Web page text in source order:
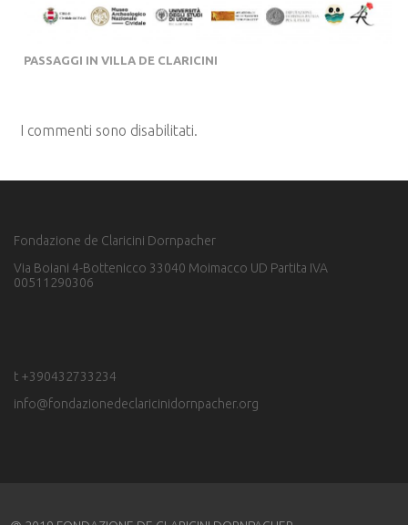
PASSAGGI IN VILLA DE CLARICINI
I commenti sono disabilitati.
Fondazione de Claricini Dornpacher
Via Boiani 4-Bottenicco 33040 Moimacco UD Partita IVA
00511290306
t +390432733234
info@fondazionedeclaricinidornpacher.org